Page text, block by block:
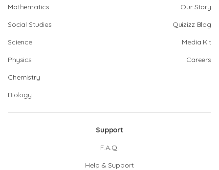
Mathematics
Social Studies
Science
Physics
Chemistry
Biology
Our Story
Quizizz Blog
Media Kit
Careers
Support
F.A.Q.
Help & Support